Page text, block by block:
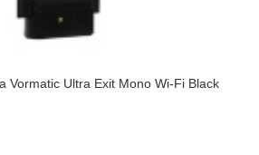
Vormatic Ultra Exit Mono Wi-Fi Black